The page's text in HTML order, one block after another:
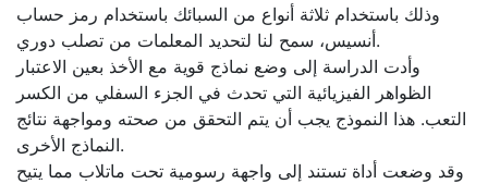
وذلك باستخدام ثلاثة أنواع من السبائك باستخدام رمز حساب
أنسيس، سمح لنا لتحديد المعلمات من تصلب دوري.
وأدت الدراسة إلى وضع نماذج قوية مع الأخذ بعين الاعتبار
الظواهر الفيزيائية التي تحدث في الجزء السفلي من الكسر
التعب. هذا النموذج يجب أن يتم التحقق من صحته ومواجهة نتائج
النماذج الأخرى.
وقد وضعت أداة تستند إلى واجهة رسومية تحت ماتلاب مما يتيح